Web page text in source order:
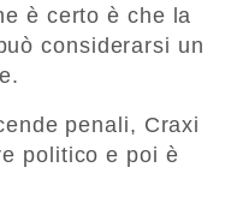
è certo è che la
considerarsi un
penali, Craxi
politico e poi è